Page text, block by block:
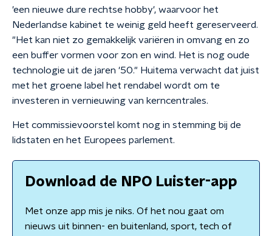
'een nieuwe dure rechtse hobby', waarvoor het
Nederlandse kabinet te weinig geld heeft gereserveerd.
"Het kan niet zo gemakkelijk variëren in omvang en zo
een buffer vormen voor zon en wind. Het is nog oude
technologie uit de jaren '50." Huitema verwacht dat juist
met het groene label het rendabel wordt om te
investeren in vernieuwing van kerncentrales.
Het commissievoorstel komt nog in stemming bij de
lidstaten en het Europees parlement.
Download de NPO Luister-app
Met onze app mis je niks. Of het nou gaat om
nieuws uit binnen- en buitenland, sport, tech of